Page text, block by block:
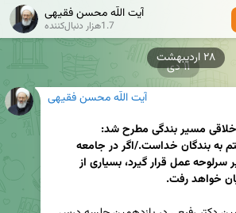
۲۸ اردیبهشت
آیت اللّه محسن فقیهی
1.7هزار دنبال‌کننده
آیت اللّه محسن فقیهی
مسیر بندگی مطرح شد:
اسلامی، عقلانیت و تدبیر سرلوحه عمل قرار گیرد، بسیاری از
۱۱ دی